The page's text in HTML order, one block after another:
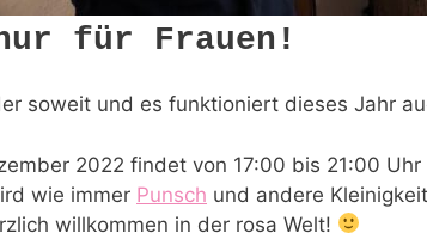
für Frauen!
soweit und es funktioniert dieses Jahr
2022 findet von 17:00 bis 21:00 Uhr
wie immer Punsch und andere
willkommen in der rosa Welt!